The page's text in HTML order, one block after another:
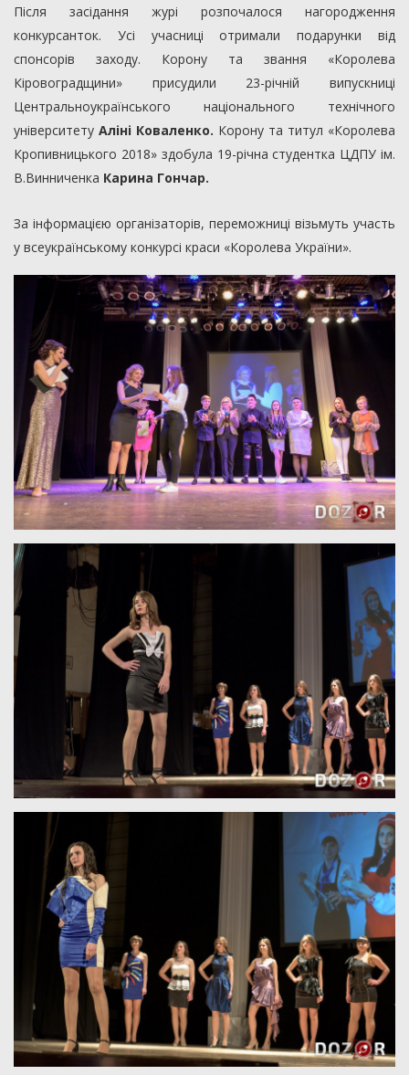
Після засідання журі розпочалося нагородження
конкурсанток. Усі учасниці отримали подарунки від
спонсорів заходу. Корону та звання «Королева
Кіровоградщини» присудили 23-річній випускниці
Центральноукраїнського національного технічного
університету Аліні Коваленко. Корону та титул «Королева
Кропивницького 2018» здобула 19-річна студентка ЦДПУ ім.
В.Винниченка Карина Гончар.
За інформацією організаторів, переможниці візьмуть участь
у всеукраїнському конкурсі краси «Королева України».